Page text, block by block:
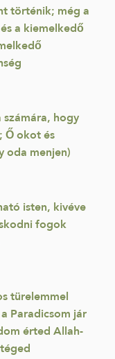
történik; még a
a kiemelkedő
hogy
Ő okot és
oda menjen)
isten, kivéve
fogok
türelemmel
Paradicsom jár
érted Allah-